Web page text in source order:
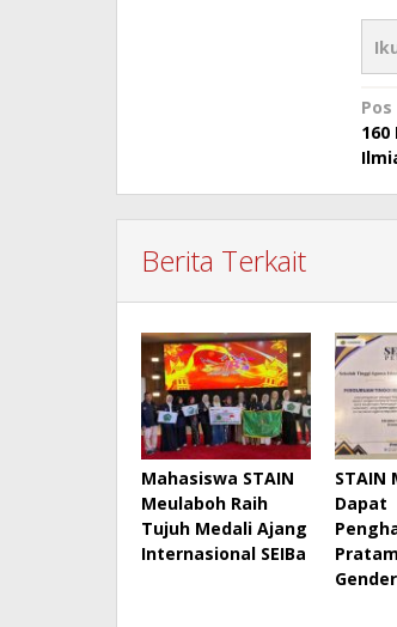
Berita Terkait
Mahasiswa STAIN
Meulaboh Raih
Tujuh Medali Ajang
Internasional SEIBa
STAIN
Dapat